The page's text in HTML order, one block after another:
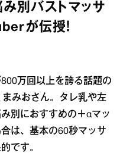
別バストマッサ
が伝授！
万回以上を誇る話題の
みおさん。タレ乳や左
別におすすめの＋αマッ
は、基本の60秒マッサ
です。